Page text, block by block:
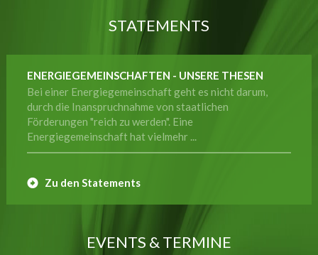
STATEMENTS
ENERGIEGEMEINSCHAFTEN - UNSERE THESEN
Bei einer Energiegemeinschaft geht es nicht darum,
durch die Inanspruchnahme von staatlichen
Förderungen "reich zu werden". Eine
Energiegemeinschaft hat vielmehr ...
Zu den Statements
EVENTS & TERMINE